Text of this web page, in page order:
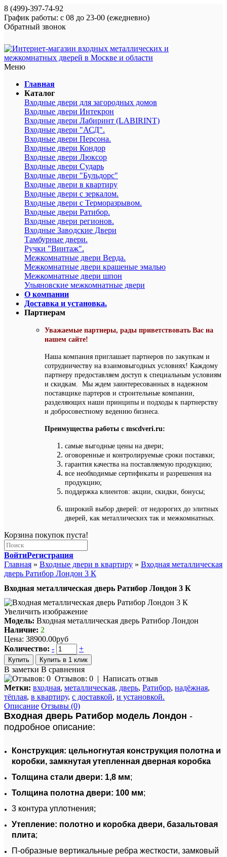
8 (499)-397-74-92
График работы: с 08 до 23-00 (ежедневно)
Обратный звонок
Меню
Главная
Каталог
Входные двери для загородных домов
Входные двери Интекрон
Входные двери Лабиринт (LABIRINT)
Входные двери "АСД".
Входные двери Персона.
Входные двери Кондор
Входные двери Люксор
Входные двери Сударь
Входные двери "Бульдорс"
Входные двери в квартиру
Входные двери с зеркалом.
Входные двери с Терморазрывом.
Входные двери Ратибор.
Входные двери регионов.
Входные Заводские Двери
Тамбурные двери.
Ручки "Винтаж".
Межкомнатные двери Верда.
Межкомнатные двери крашеные эмалью
Межкомнатные двери шпон
Ульяновские межкомнатные двери
О компании
Доставка и установка.
Партнерам
Уважаемые партнеры, рады приветствовать Вас на
нашем сайте!
Наша компания приглашает партнеров по закупкам и
сотрудничеству на взаимовыгодных условиях! Каждому
партнеру предоставляем доступ к специальным условиям
и скидкам. Мы ждем заинтересованных в надежном
поставщике партеров и строительные компании,
разделяющих наши принципы и подходы к партнерству
и добросовестному ведению бизнеса.
Преимущества работы с mscdveri.ru:
самые выгодные цены на двери;
оговоренные и контролируемые сроки поставки;
гарантия качества на поставляемую продукцию;
все необходимые сертификаты и разрешения на
продукцию;
поддержка клиентов: акции, скидки, бонусы;
широкий выбор дверей: от недорогих до элитных
дверей, как металлических так и межкомнатных.
Корзина покупок пуста!
ВойтиРегистрация
Главная » Входные двери в квартиру » Входная металлическая
дверь Ратибор Лондон 3 К
Входная металлическая дверь Ратибор Лондон 3 К
Увеличить изображение
Модель: Входная металлическая дверь Ратибор Лондон
Наличие: 2
Цена: 38900.00руб
Количество: - +
Купить в 1 клик
В заметки В сравнения
Отзывов: 0 | Написать отзыв
Метки: входная, металлическая, дверь, Ратибор, надёжная,
тёплая, в квартиру, с доставкой, и установкой.
Описание Отзывы (0)
Входная дверь Ратибор модель Лондон -
подробное описание:
Конструкция: цельногнутая конструкция полотна и
коробки, замкнутая утепленная дверная коробка
Толщина стали двери: 1,8 мм;
Толщина полотна двери: 100 мм;
3 контура уплотнения;
Утепление: полотно и коробка двери, базальтовая
плита;
П-образные вертикальные ребра жесткости, замковый